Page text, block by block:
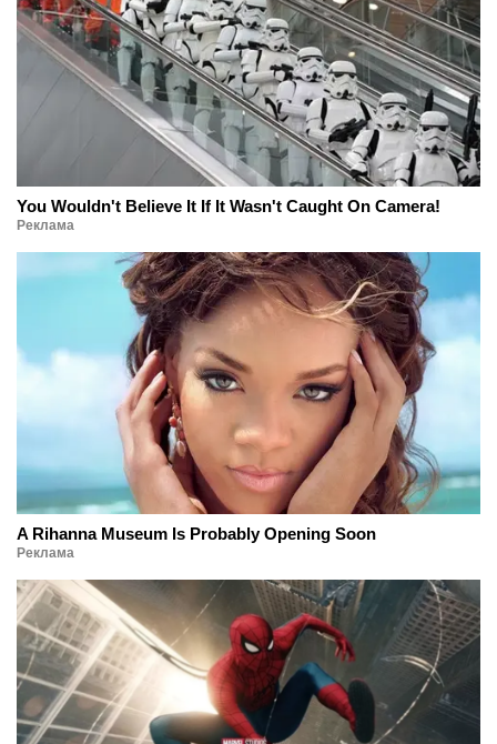
You Wouldn't Believe It If It Wasn't Caught On Camera!
Реклама
A Rihanna Museum Is Probably Opening Soon
Реклама